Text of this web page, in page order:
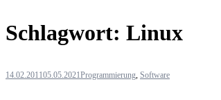
Schlagwort: Linux
14.02.201105.05.2021Programmierung, Software